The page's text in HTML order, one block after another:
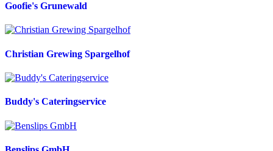
Goofie's Grunewald
Christian Grewing Spargelhof
Buddy's Cateringservice